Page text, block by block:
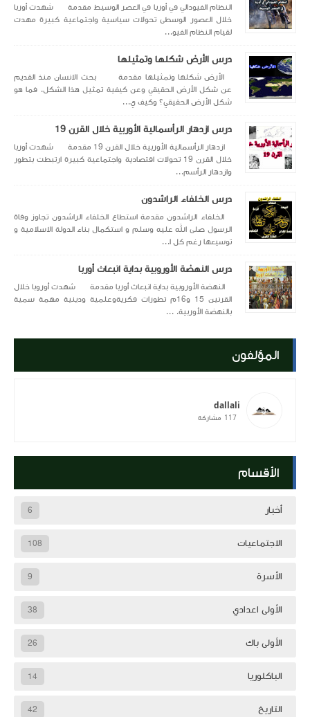
النظام الفيودالي في أوربا في العصر الوسيط مقدمة شهدت أوربا
خلال العصور الوسطى تحولات سياسية واجتماعية كبيرة مهدت
لقيام النظام الفيو...
درس الأرض شكلها وتمثيلها
الأرض شكلها وتمثيلها مقدمة بحث الانسان منذ القديم
عن شكل الأرض الحقيقي وعن كيفية تمثيل هذا الشكل. فما هو
شكل الأرض الحقيقي؟ وكيف ي...
درس ازدهار الرأسمالية الأوربية خلال القرن 19
ازدهار الرأسمالية الأوربية خلال القرن 19 مقدمة شهدت أوربا
خلال القرن 19 تحولات اقتصادية واجتماعية كبيرة ارتبطت بتطور
وازدهار الرأسم...
درس الخلفاء الراشدون
الخلفاء الراشدون مقدمة استطاع الخلفاء الراشدون تجاوز وفاة
الرسول صلى الله عليه وسلم و استكمال بناء الدولة الاسلامية و
توسيعها رغم كل ا...
درس النهضة الأوروبية بداية انبعاث أوربا
النهضة الأوروبية بداية انبعاث أوربا مقدمة شهدت أوروبا خلال
القرنين 15 و16م تطورات فكريةوعلمية ودينية مهمة سمية
بالنهضة الأوربية. ...
المؤلفون
dallali
117 مشاركة
الأقسام
أخبار 6
الاجتماعيات 108
الأسرة 9
الأولى اعدادي 38
الأولى باك 26
الباكلوريا 14
التاريخ 42